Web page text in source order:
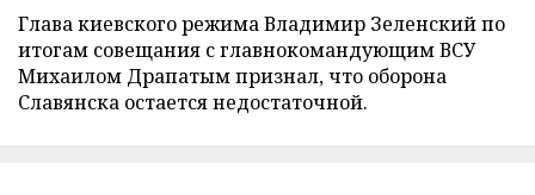
Глава киевского режима Владимир Зеленский по
итогам совещания с главнокомандующим ВСУ
Михаилом Драпатым признал, что оборона
Славянска остается недостаточной.